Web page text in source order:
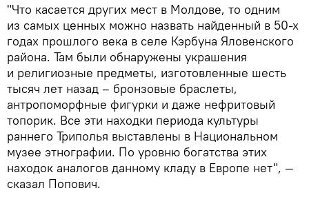
"Что касается других мест в Молдове, то одним
из самых ценных можно назвать найденный в 50-х
годах прошлого века в селе Кэрбуна Яловенского
района. Там были обнаружены украшения
и религиозные предметы, изготовленные шесть
тысяч лет назад – бронзовые браслеты,
антропоморфные фигурки и даже нефритовый
топорик. Все эти находки периода культуры
раннего Триполья выставлены в Национальном
музее этнографии. По уровню богатства этих
находок аналогов данному кладу в Европе нет", —
сказал Попович.